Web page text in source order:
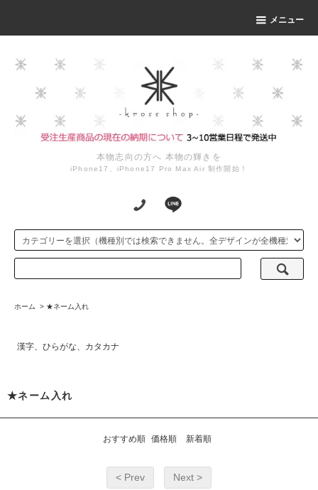
メニュー
本物志向の方へ 本物の輝きを
iPhone17、iPhone17 Pro Max Air 制作開始！
ホーム > ★ネーム入れ
漢字、ひらがな、カタカナ
★ネーム入れ
おすすめ順 価格順 新着順
< Prev Next >